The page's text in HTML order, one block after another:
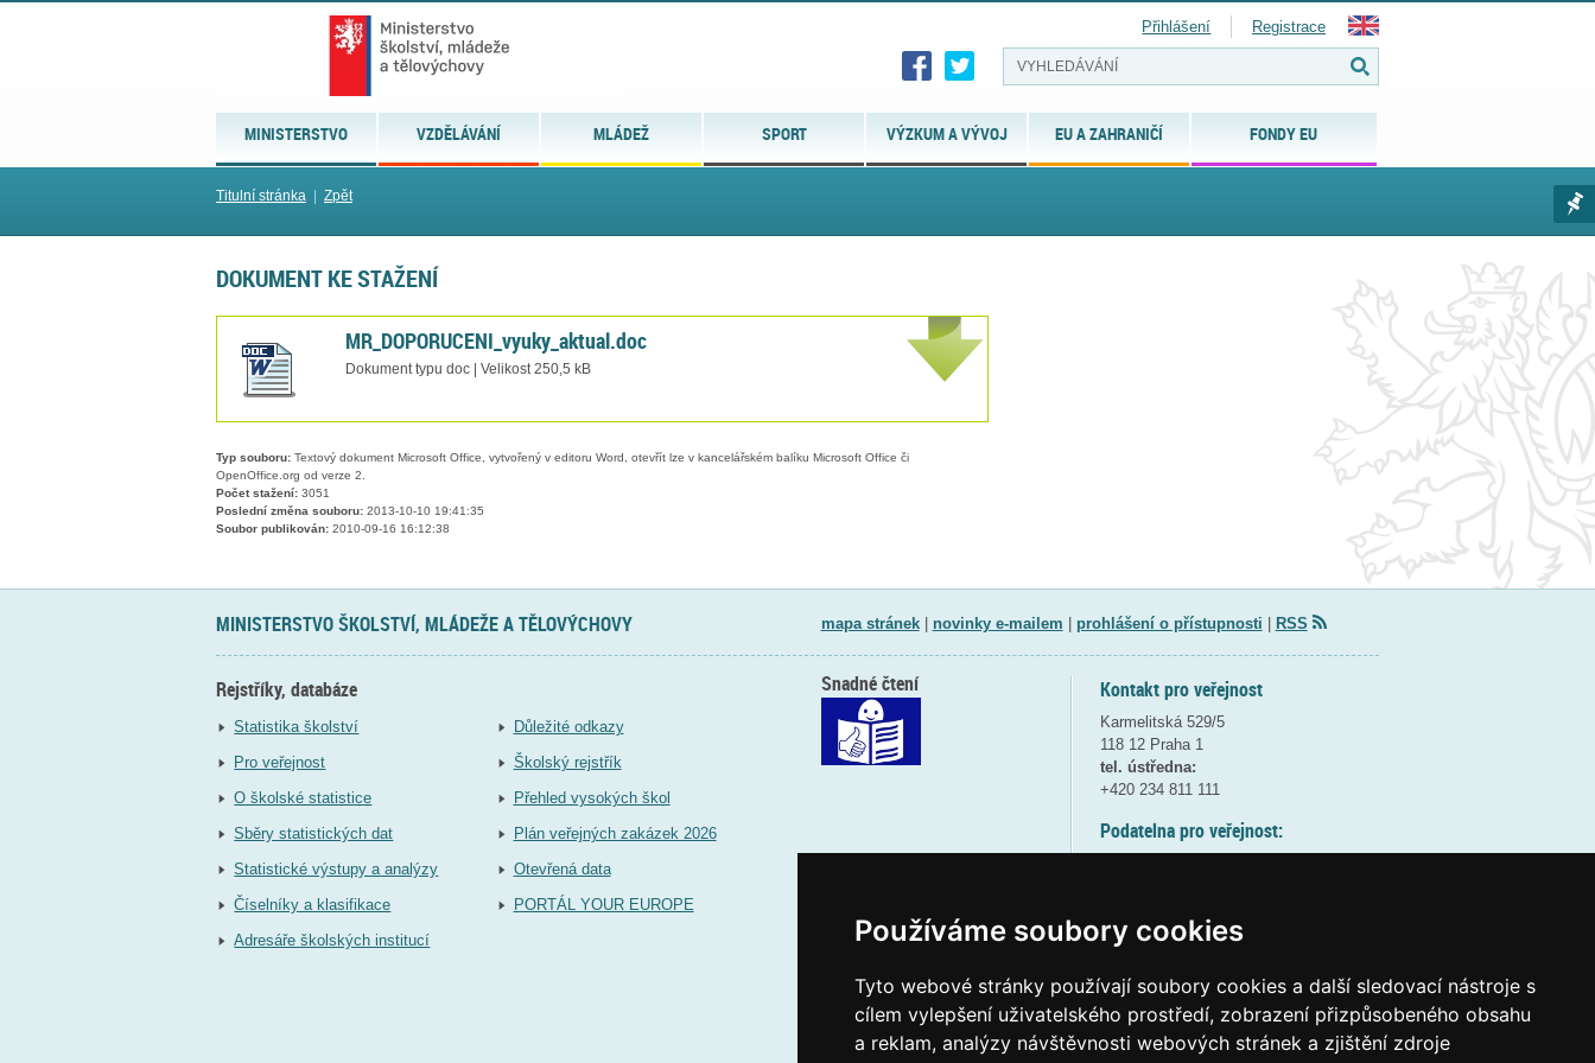
Používáme soubory cookies
Tyto webové stránky používají soubory cookies a další sledovací nástroje s
cílem vylepšení uživatelského prostředí, zobrazení přizpůsobeného obsahu
a reklam, analýzy návštěvnosti webových stránek a zjištění zdroje
MINISTERSTVO VZDĚLÁVÁNÍ MLÁDEŽ SPORT VÝZKUM A VÝVOJ EU A ZAHRANIČÍ FONDY EU
Přihlášení Registrace
Titulní stránka Zpět
DOKUMENT KE STAŽENÍ
MR_DOPORUCENI_vyuky_aktual.doc
Dokument typu doc | Velikost 250,5 kB
Typ souboru: Textový dokument Microsoft Office, vytvořený v editoru Word, otevřít lze v kancelářském balíku Microsoft Office či
OpenOffice.org od verze 2.
Počet stažení: 3051
Poslední změna souboru: 2013-10-10 19:41:35
Soubor publikován: 2010-09-16 16:12:38
MINISTERSTVO ŠKOLSTVÍ, MLÁDEŽE A TĚLOVÝCHOVY mapa stránek| novinky e-mailem prohlášení o přístupnosti RSS
Rejstříky, databáze
Statistika školství
Pro veřejnost
O školské statistice
Sběry statistických dat
Statistické výstupy a analýzy
Číselníky a klasifikace
Adresáře školských institucí
Důležité odkazy
Školský rejstřík
Přehled vysokých škol
Plán veřejných zakázek 2026
Otevřená data
PORTÁL YOUR EUROPE
Kontakt pro veřejnost
Karmelitská 529/5
118 12 Praha 1
tel. ústředna:
+420 234 811 111
Podatelna pro veřejnost:
(více informací
Elektronická podatelna:
posta@msmtgov cz
Snadné čtení